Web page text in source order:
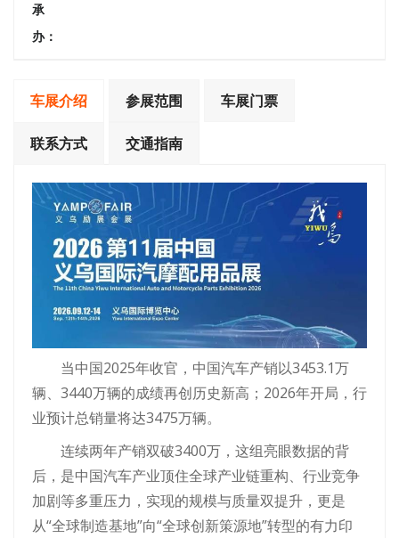
承
办：
车展介绍 参展范围 车展门票
联系方式 交通指南
当中国2025年收官，中国汽车产销以3453.1万
辆、3440万辆的成绩再创历史新高；2026年开局，行
业预计总销量将达3475万辆。
连续两年产销双破3400万，这组亮眼数据的背
后，是中国汽车产业顶住全球产业链重构、行业竞争
加剧等多重压力，实现的规模与质量双提升，更是
从“全球制造基地”向“全球创新策源地”转型的有力印